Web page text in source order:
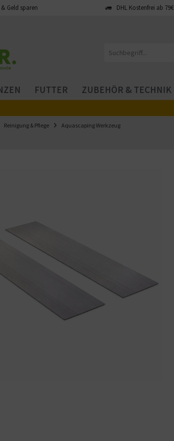
Geld sparen DHL Kostenfrei ab 79€
FUTTER ZUBEHÖR & TECHNIK
Reinigung & Pflege Aquascaping Werkzeug